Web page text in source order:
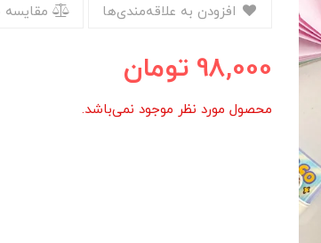
98,000 تومان
محصول مورد نظر موجود نمی‌باشد.